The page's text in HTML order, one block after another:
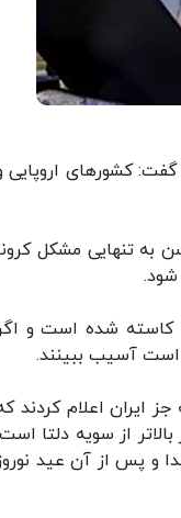
کشورهای اروپایی و
تنهایی مشکل کرونا
کاسته شده است و اگر
آسیب ببینند.
کرونا در جهان، اظهار کرد: ۸۵ کشور به جز ایران اعلام کردند که
از سویه دلتا است.
و پس از آن عید نوروز